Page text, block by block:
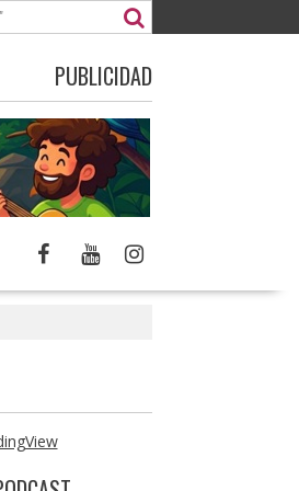
PUBLICIDAD